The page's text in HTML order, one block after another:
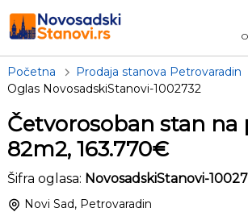
Početna
Prodaja stanova Petrovaradin
Oglas NovosadskiStanovi-1002732
Četvorosoban stan na
82m2, 163.770€
Šifra oglasa: NovosadskiStanovi-
Novi Sad, Petrovaradin